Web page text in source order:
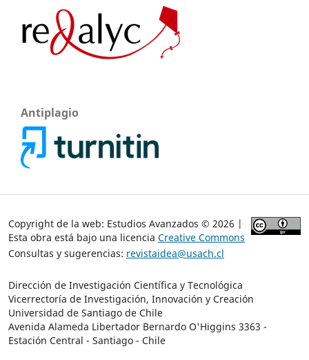
Antiplagio
Copyright de la web: Estudios Avanzados © 2026 |
Esta obra está bajo una licencia Creative Commons
Consultas y sugerencias: revistaidea@usach.cl
Dirección de Investigación Científica y Tecnológica
Vicerrectoría de Investigación, Innovación y Creación
Universidad de Santiago de Chile
Avenida Alameda Libertador Bernardo O'Higgins 3363 -
Estación Central - Santiago - Chile